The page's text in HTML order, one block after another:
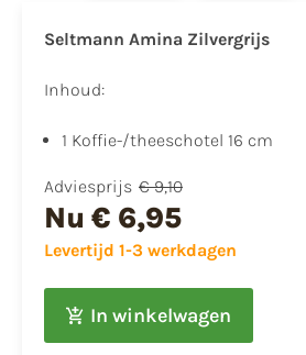
Seltmann Amina Zilvergrijs
Inhoud:
​1 Koffie-/theeschotel 16 cm
Adviesprijs € 9,10
Nu € 6,95
Levertijd 1-3 werkdagen
In winkelwagen